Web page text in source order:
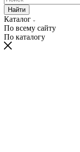
Найти
Каталог
По всему сайту
По каталогу